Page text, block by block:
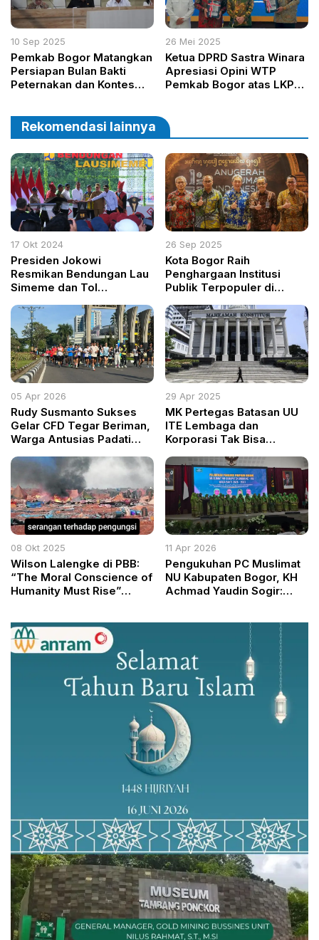
10 Sep 2025
Pemkab Bogor Matangkan
Persiapan Bulan Bakti
Peternakan dan Kontes
26 Mei 2025
Ketua DPRD Sastra Winara
Apresiasi Opini WTP
Pemkab Bogor atas LKPD
Rekomendasi lainnya
17 Okt 2024
Presiden Jokowi
Resmikan Bendungan Lau
Simeme dan Tol
Pertumbuhan Ekonomi
Sumut
26 Sep 2025
Kota Bogor Raih
Penghargaan Institusi
Publik Terpopuler di
Dedie Rachim: Bukti
Komitmen Hadirkan
Informasi Transparan
05 Apr 2026
Rudy Susmanto Sukses
Gelar CFD Tegar Beriman,
Warga Antusias Padati
29 Apr 2025
MK Pertegas Batasan UU
ITE Lembaga dan
Korporasi Tak Bisa
Penghinaan
08 Okt 2025
Wilson Lalengke di PBB:
“The Moral Conscience of
Humanity Must Rise”
11 Apr 2026
Pengukuhan PC Muslimat
NU Kabupaten Bogor, KH
Achmad Yaudin Sogir: